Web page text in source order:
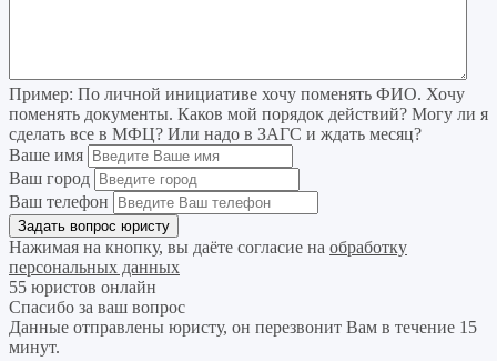
Пример: По личной инициативе хочу поменять ФИО. Хочу
поменять документы. Каков мой порядок действий? Могу ли я
сделать все в МФЦ? Или надо в ЗАГС и ждать месяц?
Ваше имя
Ваш город
Ваш телефон
Нажимая на кнопку, вы даёте согласие на обработку
персональных данных
55 юристов онлайн
Спасибо за ваш вопрос
Данные отправлены юристу, он перезвонит Вам в течение 15
минут.